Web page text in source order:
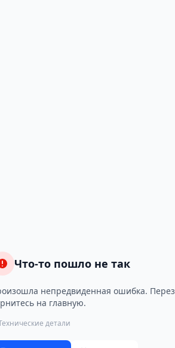
Что-то пошло не так
непредвиденная ошибка.
на главную.
детали